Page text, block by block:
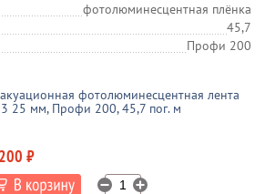
фотолюминесцентная плёнка
45,7
Профи 200
фотолюминесцентная лента
25 мм, Профи 200, 45,7 пог. м
₽